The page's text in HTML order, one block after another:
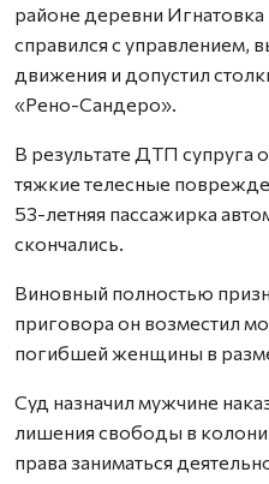
районе деревни
справился с управлением,
движения и допустил
«Рено-Сандеро».
В результате ДТП супруга
тяжкие телесные
53-летняя пассажирка
скончались.
Виновный полностью
приговора он возместил
погибшей женщины в
Суд назначил мужчине
лишения свободы в
права заниматься